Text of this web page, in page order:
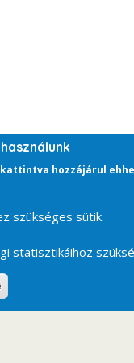
hozzájárul
szükséges sütik.
statisztikáihoz